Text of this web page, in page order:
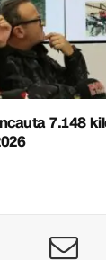
7.148